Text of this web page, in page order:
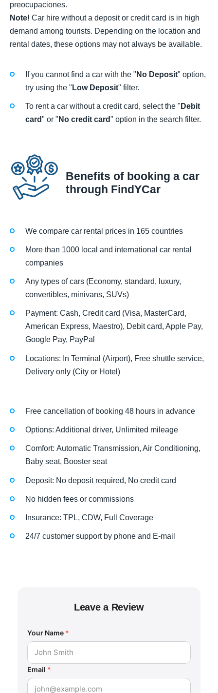
preocupaciones.
Note! Car hire without a deposit or credit card is in high
demand among tourists. Depending on the location and
rental dates, these options may not always be available.
If you cannot find a car with the " No Deposit" option,
try using the " Low Deposit" filter.
To rent a car without a credit card, select the " Debit
card" or " No credit card" option in the search filter.
Benefits of booking a car
through FindYCar
We compare car rental prices in 165 countries
More than 1000 local and international car rental
companies
Any types of cars (Economy, standard, luxury,
convertibles, minivans, SUVs)
Payment: Cash, Credit card (Visa, MasterCard,
American Express, Maestro), Debit card, Apple Pay,
Google Pay, PayPal
Locations: In Terminal (Airport), Free shuttle service,
Delivery only (City or Hotel)
Free cancellation of booking 48 hours in advance
Options: Additional driver, Unlimited mileage
Comfort: Automatic Transmission, Air Conditioning,
Baby seat, Booster seat
Deposit: No deposit required, No credit card
No hidden fees or commissions
Insurance: TPL, CDW, Full Coverage
24/7 customer support by phone and E-mail
Leave a Review
Your Name *
Email *